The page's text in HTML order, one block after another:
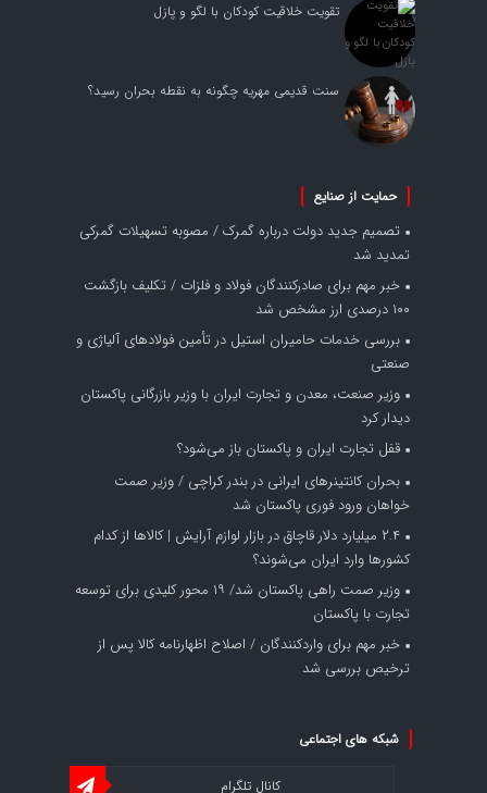
تقویت خلاقیت کودکان با لگو و پازل
سنت قدیمی مهریه چگونه به نقطه بحران رسید؟
حمایت از صنایع
تصمیم جدید دولت درباره گمرک / مصوبه تسهیلات گمرکی
تمدید شد
خبر مهم برای صادرکنندگان فولاد و فلزات / تکلیف بازگشت
۱۰۰ درصدی ارز مشخص شد
بررسی خدمات حامیران استیل در تأمین فولادهای آلیاژی و
صنعتی
وزیر صنعت، معدن و تجارت ایران با وزیر بازرگانی پاکستان
دیدار کرد
قفل تجارت ایران و پاکستان باز می‌شود؟
بحران کانتینر‌های ایرانی در بندر کراچی / وزیر صمت
خواهان ورود فوری پاکستان شد
۲.۴ میلیارد دلار قاچاق در بازار لوازم آرایش | کالاها از کدام
کشورها وارد ایران می‌شوند؟
وزیر صمت راهی پاکستان شد/ ۱۹ محور کلیدی برای توسعه
تجارت با پاکستان
خبر مهم برای واردکنندگان / اصلاح اظهارنامه کالا پس از
ترخیص بررسی شد
شبکه های اجتماعی
کانال تلگرام